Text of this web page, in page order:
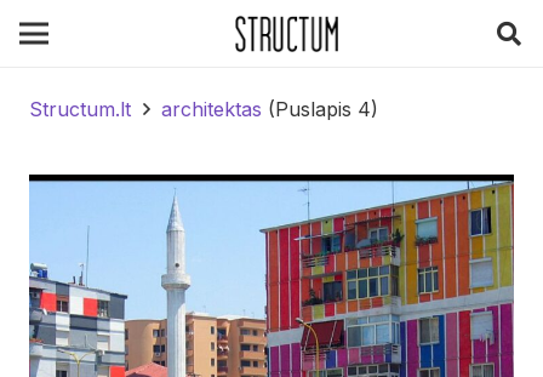
Structum.lt architektas (Puslapis 4)